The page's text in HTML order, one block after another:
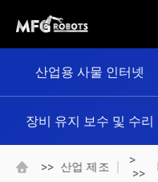
산업용 사물 인터넷
장비 유지 보수 및 수리
>> 산업 제조
>
>>